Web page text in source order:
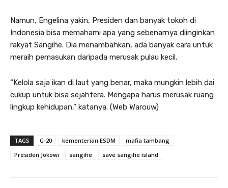
Namun, Engelina yakin, Presiden dan banyak tokoh di
Indonesia bisa memahami apa yang sebenarnya diinginkan
rakyat Sangihe. Dia menambahkan, ada banyak cara untuk
meraih pemasukan daripada merusak pulau kecil.
“Kelola saja ikan di laut yang benar, maka mungkin lebih dai
cukup untuk bisa sejahtera. Mengapa harus merusak ruang
lingkup kehidupan,” katanya. (Web Warouw)
TAGS G-20 kementerian ESDM
mafia tambang
Presiden Jokowi
sangihe save sangihe island